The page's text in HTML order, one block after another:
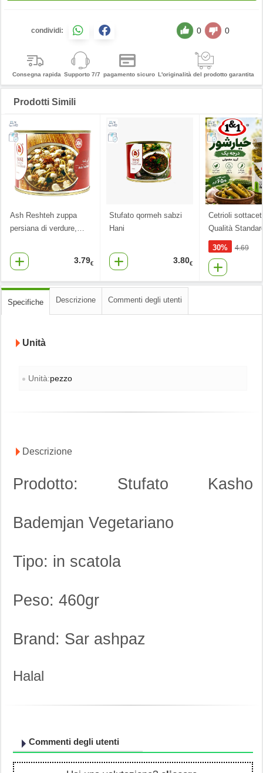
condividi: 0 0
Consegna rapida Supporto 7/7 pagamento sicuro L'originalità del prodotto garantita
Prodotti Simili
Ash Reshteh zuppa
persiana di verdure,…
3.79€
Stufato qormeh sabzi
Hani
3.80€
Cetrioli
Qualità
30% 4.69
Specifiche Descrizione Commenti degli utenti
Unità
Unità:pezzo
Descrizione
Prodotto: Stufato Kasho
Bademjan Vegetariano
Tipo: in scatola
Peso: 460gr
Brand: Sar ashpaz
Halal
Commenti degli utenti